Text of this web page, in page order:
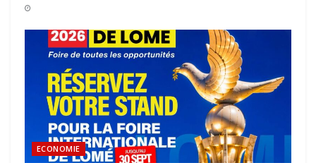
ECONOMIE